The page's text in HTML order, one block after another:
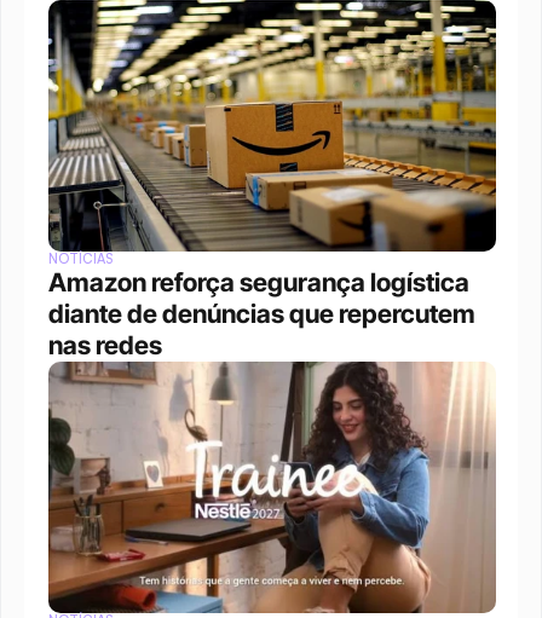
NOTÍCIAS
Amazon reforça segurança logística
diante de denúncias que repercutem
nas redes